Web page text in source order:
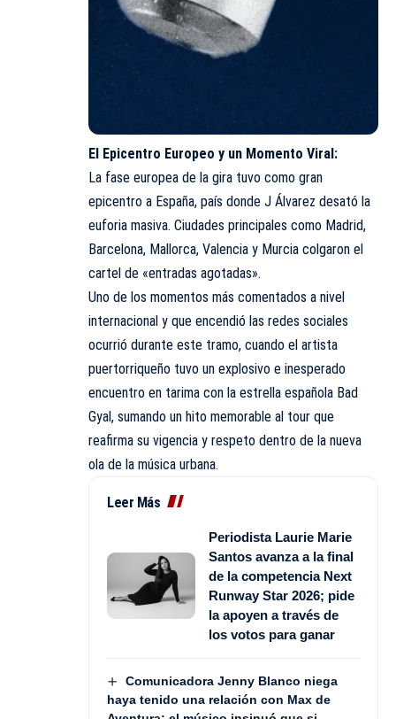
El Epicentro Europeo y un Momento Viral:
La fase europea de la gira tuvo como gran
epicentro a España, país donde J Álvarez desató la
euforia masiva. Ciudades principales como Madrid,
Barcelona, Mallorca, Valencia y Murcia colgaron el
cartel de «entradas agotadas».
Uno de los momentos más comentados a nivel
internacional y que encendió las redes sociales
ocurrió durante este tramo, cuando el artista
puertorriqueño tuvo un explosivo e inesperado
encuentro en tarima con la estrella española Bad
Gyal, sumando un hito memorable al tour que
reafirma su vigencia y respeto dentro de la nueva
ola de la música urbana.
Leer Más
Periodista Laurie Marie
Santos avanza a la final
de la competencia Next
Runway Star 2026; pide
la apoyen a través de
los votos para ganar
Comunicadora Jenny Blanco niega
haya tenido una relación con Max de